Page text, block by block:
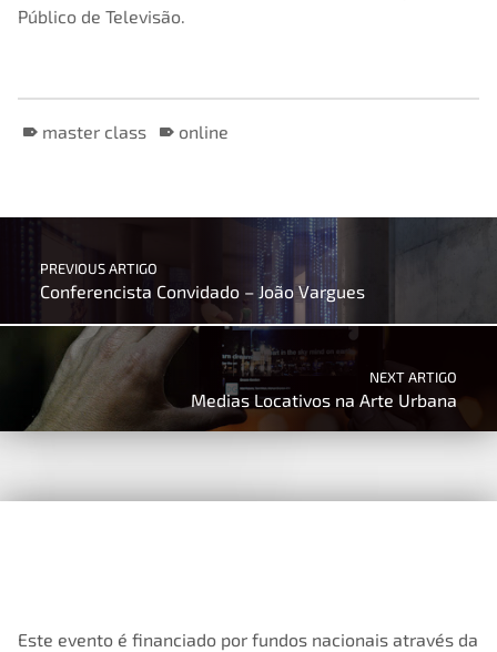
Público de Televisão.
master class online
Post navigation
PREVIOUS ARTIGO
Conferencista Convidado – João Vargues
NEXT ARTIGO
Medias Locativos na Arte Urbana
Este evento é financiado por fundos nacionais através da